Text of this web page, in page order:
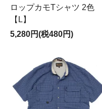
ロップカモTシャツ 2色
【L】
5,280円(税480円)